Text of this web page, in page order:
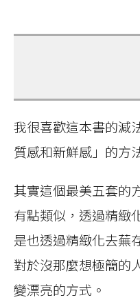
我很喜歡這本書的減
質感和新鮮感」的方
其實這個最美五套的
有點類似，透過精緻
是也透過精緻化去蕪
對於沒那麼想極簡的
變漂亮的方式。